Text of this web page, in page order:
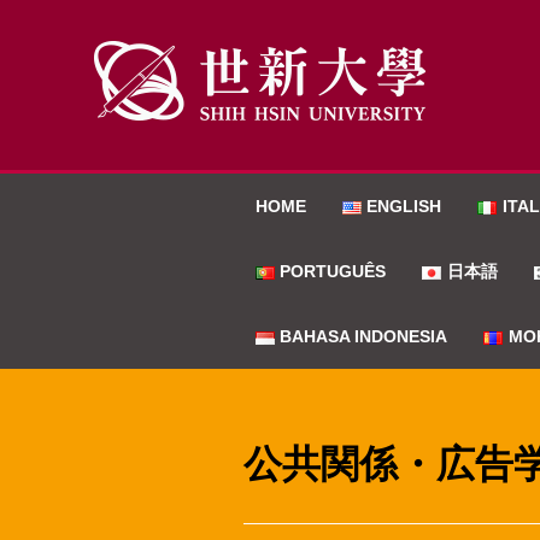
HOME ENGLISH
PORTUGUÊS 日本語
BAHASA INDONESIA
公共関係・広告